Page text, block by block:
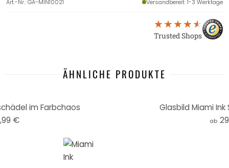
Art.-Nr.:GA-MIN10021 Versandbereit: 1-3 Werktage
Trusted Shops
ÄHNLICHE PRODUKTE
im Farbchaos
€
Glasbild Miami
ab